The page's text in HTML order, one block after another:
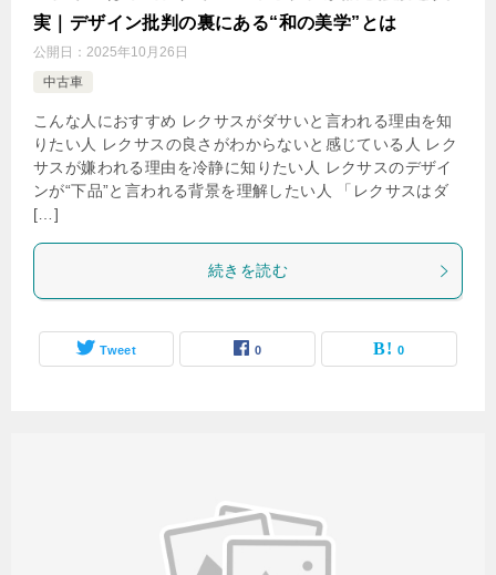
実｜デザイン批判の裏にある“和の美学”とは
公開日： 2025年10月26日
中古車
こんな人におすすめ レクサスがダサいと言われる理由を知
りたい人 レクサスの良さがわからないと感じている人 レク
サスが嫌われる理由を冷静に知りたい人 レクサスのデザイ
ンが“下品”と言われる背景を理解したい人 「レクサスはダ
[…]
続きを読む
Tweet 0 0